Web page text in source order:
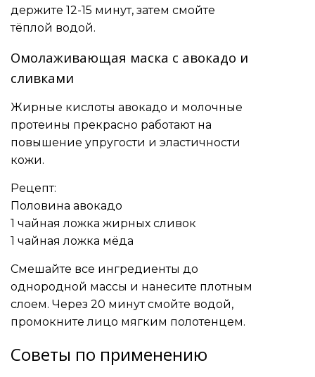
держите 12-15 минут, затем смойте
тёплой водой.
Омолаживающая маска с авокадо и
сливками
Жирные кислоты авокадо и молочные
протеины прекрасно работают на
повышение упругости и эластичности
кожи.
Рецепт:
Половина авокадо
1 чайная ложка жирных сливок
1 чайная ложка мёда
Смешайте все ингредиенты до
однородной массы и нанесите плотным
слоем. Через 20 минут смойте водой,
промокните лицо мягким полотенцем.
Советы по применению